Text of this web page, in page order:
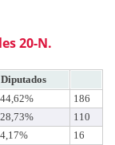
20-N.
Diputados
44,62%
186
28,73%
110
4,17%
16